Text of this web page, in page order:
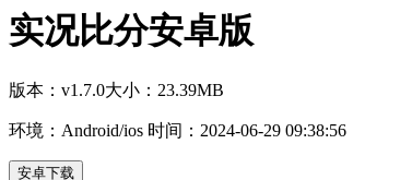
实况比分安卓版
版本：v1.7.0大小：23.39MB
环境：Android/ios 时间：2024-06-29 09:38:56
安卓下载